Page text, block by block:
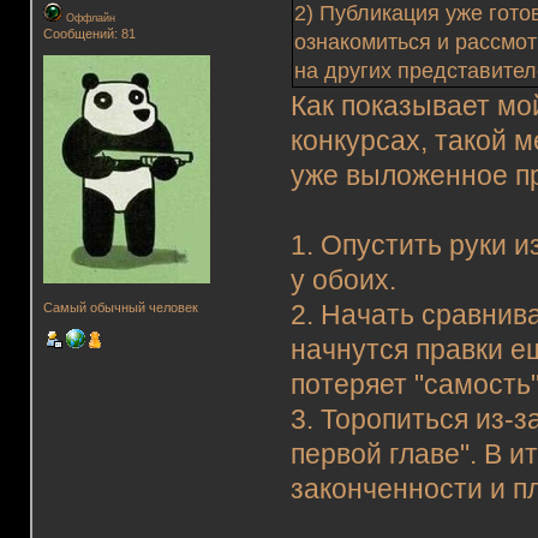
Оффлайн
Сообщений: 81
Самый обычный человек
2) Публикация уже
ознакомиться и
на других
Как показывает
конкурсах, такой
уже выложенное
1. Опустить руки
у обоих.
2. Начать
начнутся правки
потеряет
3. Торопиться из-
первой главе". В
законченности и